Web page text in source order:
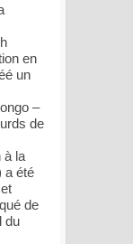
en
un
–
de
à la
a été
de
du